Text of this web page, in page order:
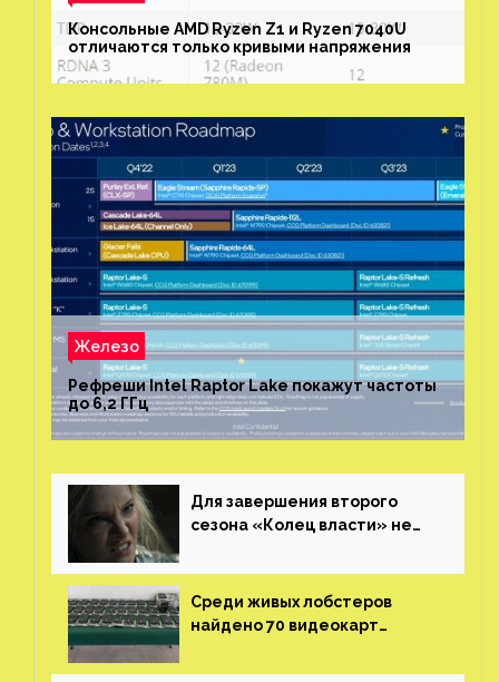
Консольные AMD Ryzen Z1 и Ryzen 7040U
отличаются только кривыми напряжения
Железо
Рефреши Intel Raptor Lake покажут частоты
до 6,2 ГГц
Для завершения второго
сезона «Колец власти» не
Среди живых лобстеров
найдено 70 видеокарт
китайской таможни